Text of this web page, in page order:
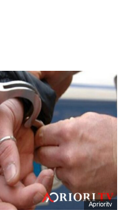
Aprioritv